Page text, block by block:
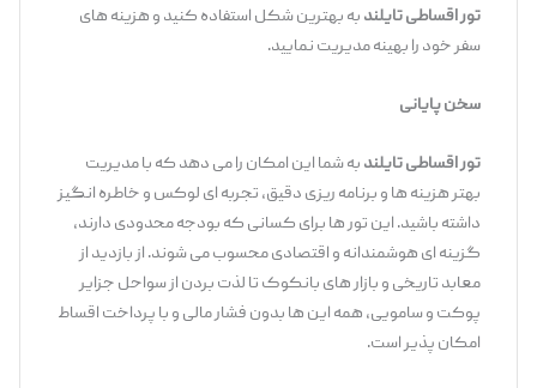
تور اقساطی تایلندبه بهترین شکل استفاده کنید و هزینه ‌های
سفر خود را بهینه مدیریت نمایید.
سخن پایانی
تور اقساطی تایلندبه شما این امکان را می ‌دهد که با مدیریت
بهتر هزینه‌ ها و برنامه ‌ریزی دقیق، تجربه ‌ای لوکس و خاطره ‌انگیز
داشته باشید. این تور ها برای کسانی که بودجه محدودی دارند،
گزینه ‌ای هوشمندانه و اقتصادی محسوب می ‌شوند. از بازدید از
معابد تاریخی و بازار های بانکوک تا لذت بردن از سواحل جزایر
پوکت و سامویی، همه این‌ ها بدون فشار مالی و با پرداخت اقساط
امکان‌ پذیر است.